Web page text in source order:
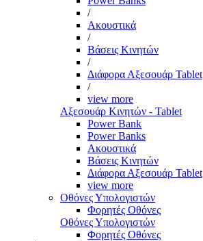
/
Ακουστικά
/
Βάσεις Κινητών
/
Διάφορα Αξεσουάρ Tablet
/
view more
Αξεσουάρ Κινητών - Tablet
Power Bank
Power Banks
Ακουστικά
Βάσεις Κινητών
Διάφορα Αξεσουάρ Tablet
view more
Οθόνες Υπολογιστών
Φορητές Οθόνες
Οθόνες Υπολογιστών
Φορητές Οθόνες